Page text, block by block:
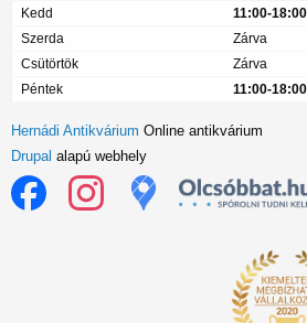
Kedd
11:00-18:00
Szerda
Zárva
Csütörtök
Zárva
Péntek
11:00-18:00
Hernádi Antikvárium Online antikvárium
Drupal alapú webhely